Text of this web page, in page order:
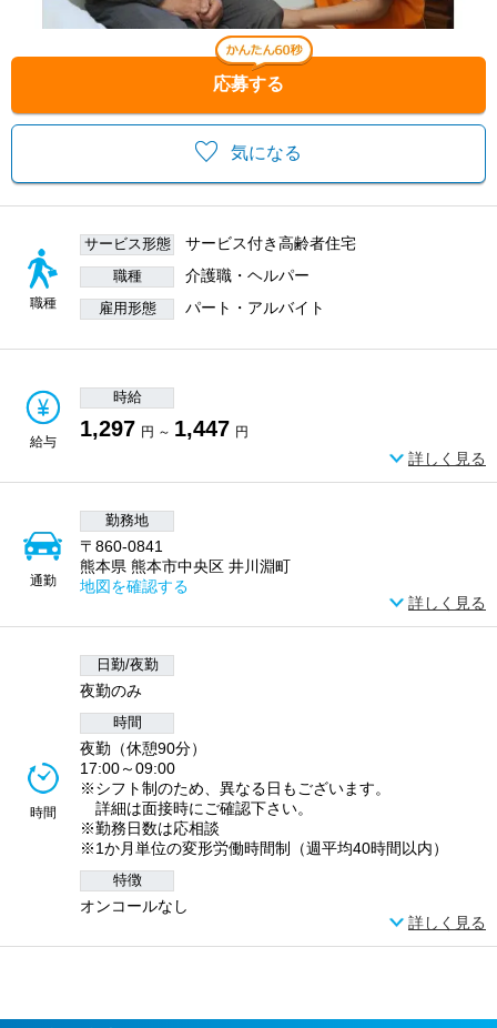
気になる
応募する
職種
サービス形態 サービス付き高齢者住宅
職種 介護職・ヘルパー
雇用形態 パート・アルバイト
給与
時給
1,297 円 ～ 1,447 円
詳しく見る
通勤
勤務地
〒860-0841
熊本県 熊本市中央区 井川淵町
地図を確認する
詳しく見る
時間
日勤/夜勤
夜勤のみ
時間
夜勤（休憩90分）
17:00～09:00
※シフト制のため、異なる日もございます。
詳細は面接時にご確認下さい。
※勤務日数は応相談
※1か月単位の変形労働時間制（週平均40時間以内）
特徴
オンコールなし
詳しく見る